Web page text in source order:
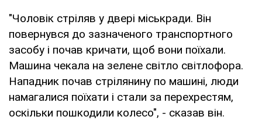
"Чоловік стріляв у двері міськради. Він
повернувся до зазначеного транспортного
засобу і почав кричати, щоб вони поїхали.
Машина чекала на зелене світло світлофора.
Нападник почав стрілянину по машині, люди
намагалися поїхати і стали за перехрестям,
оскільки пошкодили колесо", - сказав він.